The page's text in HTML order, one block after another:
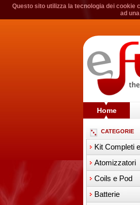
Questo sito utilizza la tecnologia dei cookie
ad
Home
CATEGORIE
Kit Completi
Atomizzatori
Coils e Pod
Batterie